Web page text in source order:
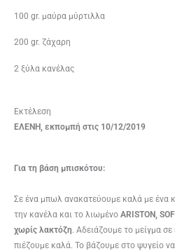
100 gr. μαύρα μύρτιλλα
200 gr. ζάχαρη
2 ξύλα κανέλας
Εκτέλεση
EΛΕΝΗ, εκπομπή στις 10/12/2019
Για τη βάση μπισκότου:
Σε ένα μπωλ ανακατεύουμε καλά με ένα
την κανέλα και το λιωμένο ARISTON,
χωρίς λακτόζη. Αδειάζουμε το μείγμα
πιέζουμε καλά. Το βάζουμε στο ψυγείο